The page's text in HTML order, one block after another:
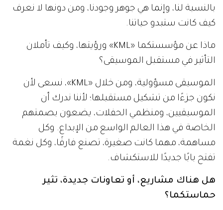
بالنسبة لنا، وإنما هي جوهر وجودنا، ومن دونها لا نعرف
كيف كانت ستبدو حياتنا.
ماذا عن مؤسستكما «KML» ورؤيتها، وكيف تأملان
التأثير في مستقبل الموسيقى؟
الموسيقى مسؤولية، ومن خلال «KML»، نسعى لأن
نكون جزءًا من تشكيل مستقبلها؛ لأننا ندرك أن
الموسيقيين، ومنظمي الحفلات، يضعون بصمتهم
الخاصة في هذا العالم الواسع من الإبداع. وكل
مساهمة، مهما كانت صغيرة، تصنع فارقًا، وكل نغمة
تفتح بابًا جديدًا للاستكشاف.
هل هناك مشاريع، أو تعاونات جديدة، تثير
حماستكما؟